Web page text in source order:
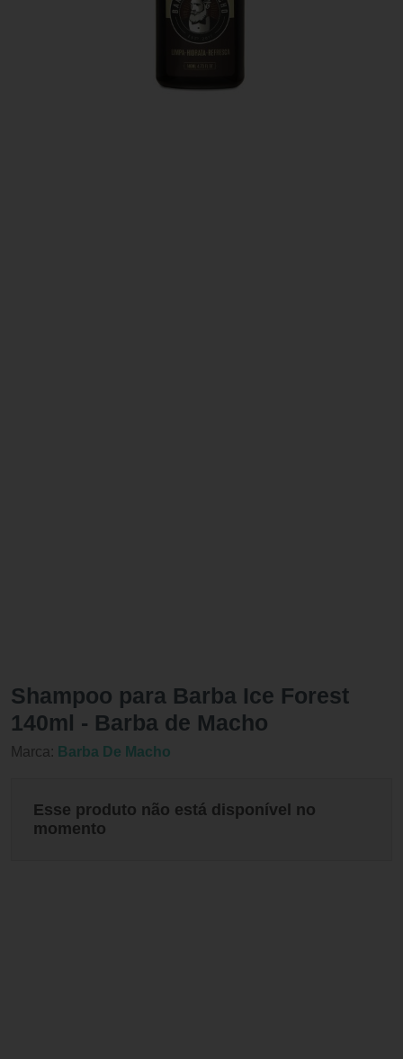
Shampoo para Barba Ice Forest
140ml - Barba de Macho
Marca: Barba De Macho
Esse produto não está disponível no
momento